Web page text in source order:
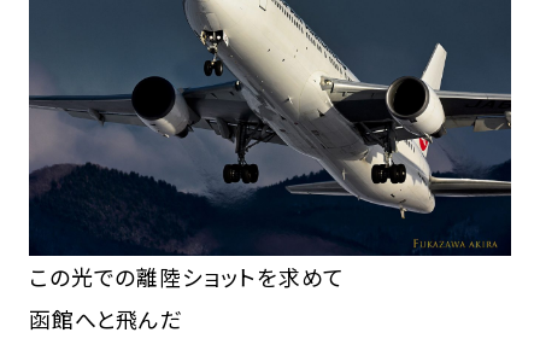
この光での離陸ショットを求めて
函館へと飛んだ